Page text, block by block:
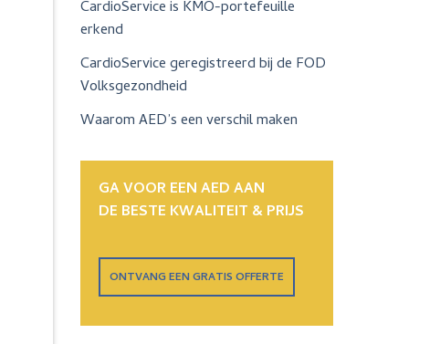
CardioService is KMO-portefeuille
erkend
CardioService geregistreerd bij de FOD
Volksgezondheid
Waarom AED’s een verschil maken
GA VOOR EEN AED AAN
DE BESTE KWALITEIT & PRIJS
ONTVANG EEN GRATIS OFFERTE